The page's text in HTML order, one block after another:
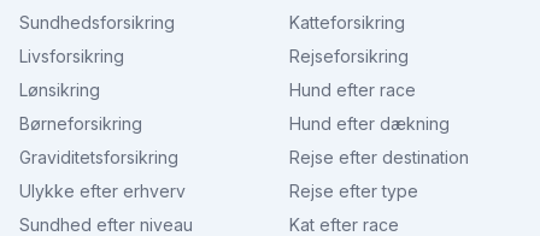
Sundhedsforsikring
Livsforsikring
Lønsikring
Børneforsikring
Graviditetsforsikring
Ulykke efter erhverv
Sundhed efter niveau
Katteforsikring
Rejseforsikring
Hund efter race
Hund efter dækning
Rejse efter destination
Rejse efter type
Kat efter race